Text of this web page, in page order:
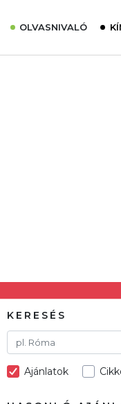
OLVASNIVALÓ
KERESÉS
Ajánlatok